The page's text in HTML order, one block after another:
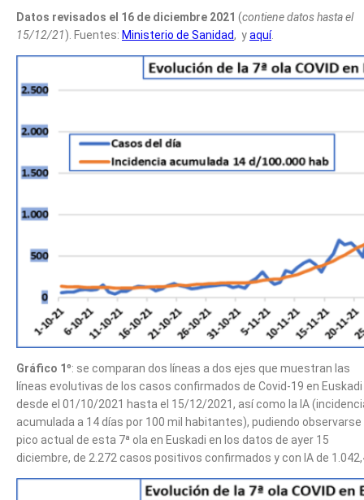
Datos revisados el 16 de diciembre 2021 (contiene datos hasta el
15/12/21). Fuentes: Ministerio de Sanidad, yaquí.
Gráfico 1º: se comparan dos líneas a dos ejes que muestran las
líneas evolutivas de los casos confirmados de Covid-19 en Euskadi
desde el 01/10/2021 hasta el 15/12/2021, así como la IA
acumulada a 14 días por 100 mil habitantes), pudiendo observarse
pico actual de esta 7ª ola en Euskadi en los datos de ayer 15
diciembre, de 2.272 casos positivos confirmados y con IA de